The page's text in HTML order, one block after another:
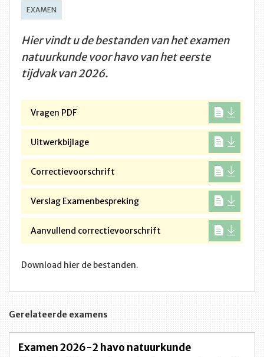
EXAMEN
Hier vindt u de bestanden van het examen
natuurkunde voor havo van het eerste
tijdvak van 2026.
Vragen PDF
Uitwerkbijlage
Correctievoorschrift
Verslag Examenbespreking
Aanvullend correctievoorschrift
Download hier de bestanden.
Gerelateerde examens
Examen 2026-2 havo natuurkunde